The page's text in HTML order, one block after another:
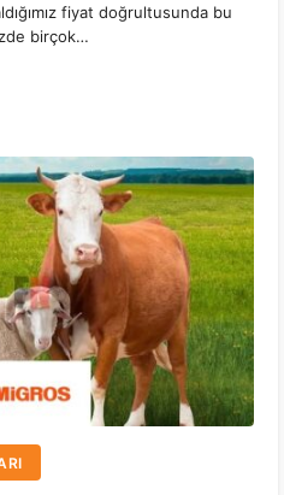
fiyat doğrultusunda bu
birçok…